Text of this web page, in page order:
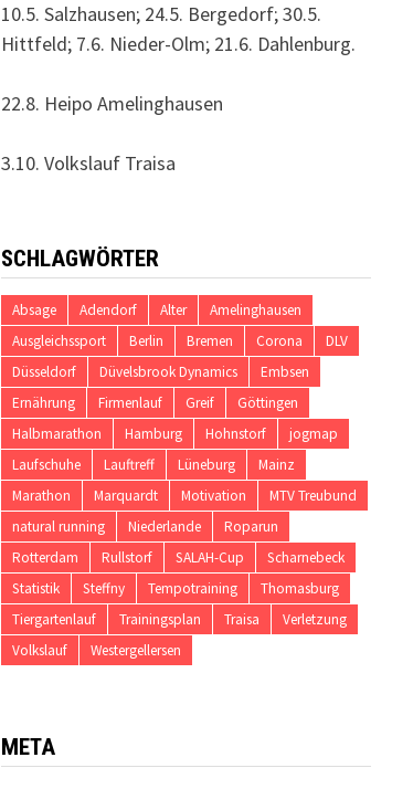
10.5. Salzhausen; 24.5. Bergedorf; 30.5.
Hittfeld; 7.6. Nieder-Olm; 21.6. Dahlenburg.
22.8. Heipo Amelinghausen
3.10. Volkslauf Traisa
SCHLAGWÖRTER
Absage Adendorf Alter
Amelinghausen
Ausgleichssport
Berlin Bremen Corona
DLV
Düsseldorf
Düvelsbrook Dynamics
Embsen
Ernährung
Firmenlauf Greif
Göttingen
Halbmarathon
Hamburg Hohnstorf
jogmap
Laufschuhe
Lauftreff Lüneburg
Mainz
Marathon
Marquardt Motivation
MTV Treubund
natural running
Niederlande
Roparun
Rotterdam
Rullstorf SALAH-Cup
Scharnebeck
Statistik
Steffny Tempotraining
Thomasburg
Tiergartenlauf
Trainingsplan Traisa
Verletzung
Volkslauf
Westergellersen
META